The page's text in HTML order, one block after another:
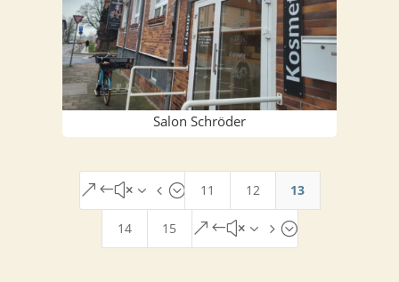
Salon Schrö­der
&#x34; 11 12 13
14 15 &#x35;